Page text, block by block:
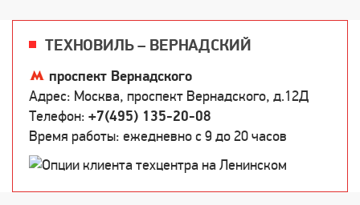
ТЕХНОВИЛЬ – ВЕРНАДСКИЙ
проспект Вернадского
Адрес: Москва, проспект Вернадского, д.12Д
Телефон: +7(495) 135-20-08
Время работы: ежедневно c 9 до 20 часов